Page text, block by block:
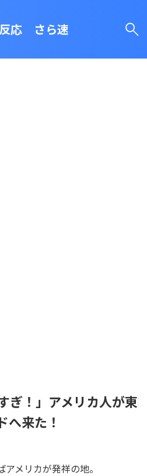
応 さら速
ぎ！」アメリカ人が東
へ来た！
メリカが発祥の地。